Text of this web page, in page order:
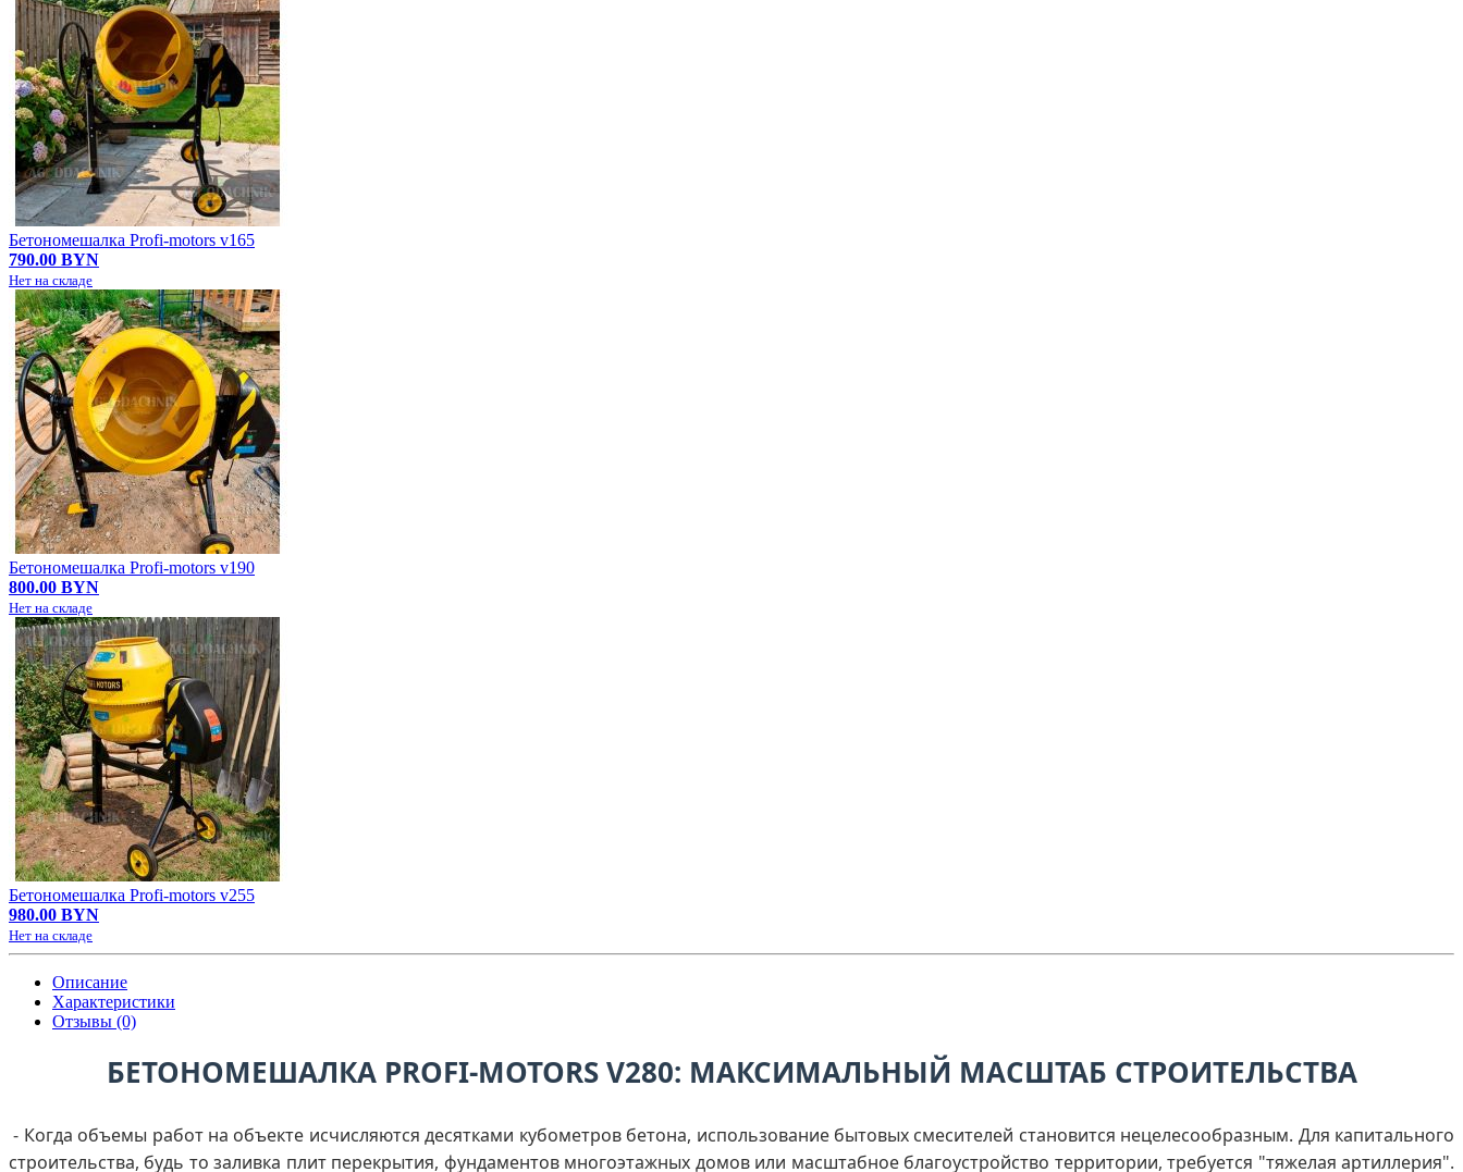
Бетономешалка Profi-motors v165
790.00 BYN
Нет на складе
Бетономешалка Profi-motors v190
800.00 BYN
Нет на складе
Бетономешалка Profi-motors v255
980.00 BYN
Нет на складе
Описание
Характеристики
Отзывы (0)
БЕТОНОМЕШАЛКА PROFI-MOTORS V280: МАКСИМАЛЬНЫЙ МАСШТАБ СТРОИТЕЛЬСТВА
- Когда объемы работ на объекте исчисляются десятками кубометров бетона, использование бытовых смесителей становится нецелесообразным. Для капитального
строительства, будь то заливка плит перекрытия, фундаментов многоэтажных домов или масштабное благоустройство территории, требуется "тяжелая артиллерия".